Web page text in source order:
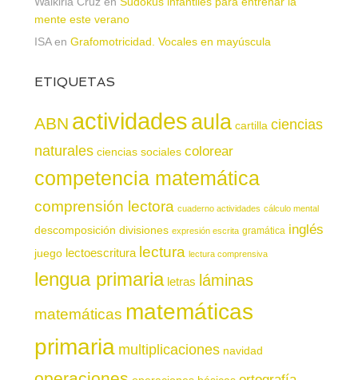
mente este verano
ISAen Grafomotricidad. Vocales en mayúscula
ETIQUETAS
ABN actividadesaula cartilla ciencias
naturales ciencias sociales colorear
competencia matemática
comprensión lectora cuaderno actividades cálculo mental
descomposición divisiones expresión escrita gramática inglés
juego lectoescritura lectura lectura comprensiva
lengua primaria letras láminas
matemáticas matemáticas
primaria multiplicaciones navidad